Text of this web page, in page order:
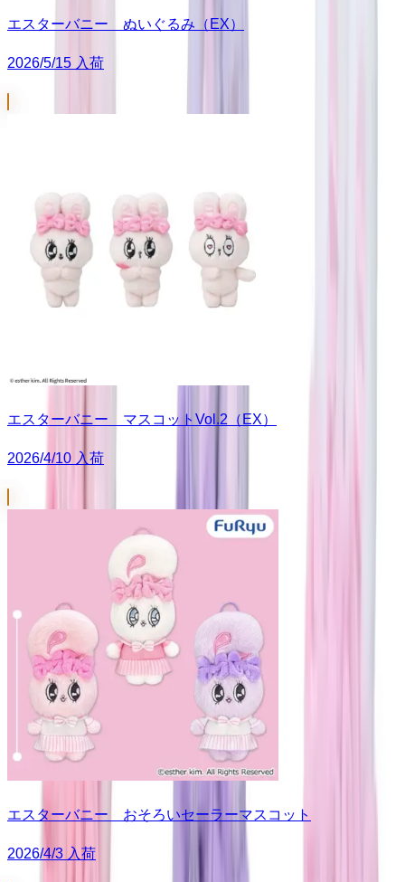
エスターバニー ぬいぐるみ（EX）
2026/5/15 入荷
エスターバニー マスコットVol.2（EX）
2026/4/10 入荷
エスターバニー おそろいセーラーマスコット
2026/4/3 入荷